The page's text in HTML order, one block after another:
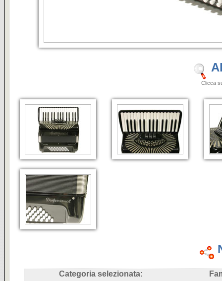
Clicca sulle
Categoria selezionata: